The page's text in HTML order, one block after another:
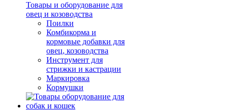
Товары и оборудование для
овец и козоводства
Поилки
Комбикорма и
кормовые добавки для
овец, козоводства
Инструмент для
стрижки и кастрации
Маркировка
Кормушки